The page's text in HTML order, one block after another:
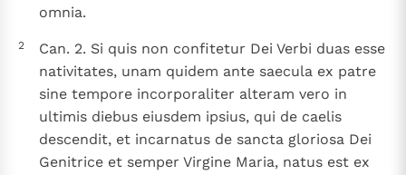
Paus spreekt het Wereldvoedselprogramma toe
Paus Leo XIV in Pavia: "De stad is zowel een gave als
Paus in Pavia: St. Augustinus toont ons de noodzaak om
"naar het innerlijk" toe te keren.
RK Documenten stelt heel veel belangrijke
kerkelijke documenten van de Rooms
Katholieke Kerk in het Nederlands beschikbaar
omnia.
2
Can. 2. Si quis non confitetur Dei Verbi duas esse
nativitates, unam quidem ante saecula ex patre
sine tempore incorporaliter alteram vero in
ultimis diebus eiusdem ipsius, qui de caelis
descendit, et incarnatus de sancta gloriosa Dei
Genitrice et semper Virgine Maria, natus est ex